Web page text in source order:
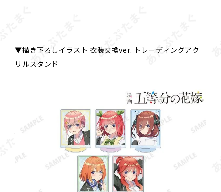
▼描き下ろしイラスト 衣装交換ver. トレーディングアク
リルスタンド